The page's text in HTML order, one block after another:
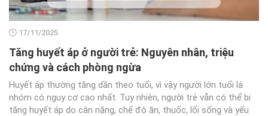
17/11/2025
Tăng huyết áp ở người trẻ: Nguyên nhân, triệu
chứng và cách phòng ngừa
Huyết áp thường tăng dần theo tuổi, vì vậy người lớn tuổi là
nhóm có nguy cơ cao nhất. Tuy nhiên, người trẻ vẫn có thể bị
tăng huyết áp do cân nặng, chế độ ăn, thuốc, lối sống và yếu